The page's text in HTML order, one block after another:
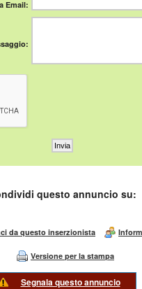
Email:
questo annuncio su:
da questo inserzionista
Versione per la stampa
Segnala questo annuncio